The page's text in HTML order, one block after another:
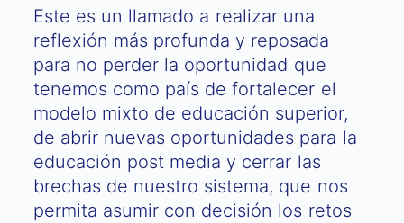
Este es un llamado a realizar una
reflexión más profunda y reposada
para no perder la oportunidad que
tenemos como país de fortalecer el
modelo mixto de educación superior,
de abrir nuevas oportunidades para la
educación post media y cerrar las
brechas de nuestro sistema, que nos
permita asumir con decisión los retos